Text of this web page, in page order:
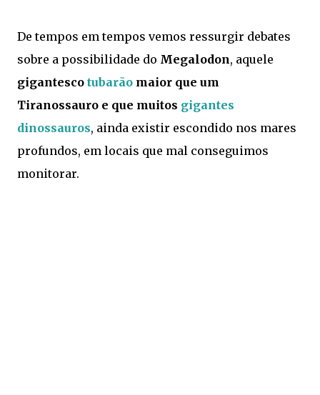
De tempos em tempos vemos ressurgir debates
sobre a possibilidade do Megalodon, aquele
gigantesco tubarão maior que um
Tiranossauro e que muitos gigantes
dinossauros, ainda existir escondido nos mares
profundos, em locais que mal conseguimos
monitorar.